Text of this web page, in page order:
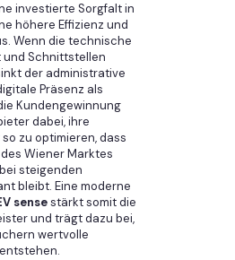
investierte Sorgfalt in
höhere Effizienz und
Wenn die technische
Schnittstellen
der administrative
Präsenz als
Kundengewinnung
dabei, ihre
zu optimieren, dass
Wiener Marktes
steigenden
bleibt. Eine moderne
sensestärkt somit die
und trägt dazu bei,
wertvolle